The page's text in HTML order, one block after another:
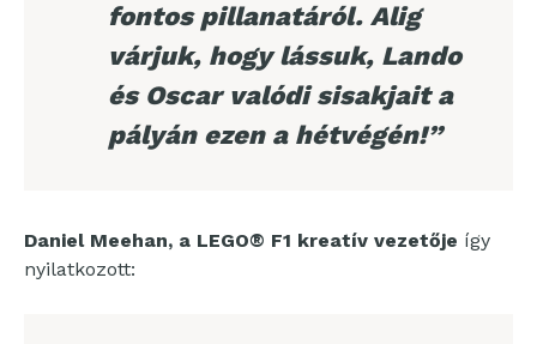
fontos pillanatáról. Alig
várjuk, hogy lássuk, Lando
és Oscar valódi sisakjait a
pályán ezen a hétvégén!”
Daniel Meehan, a LEGO® F1 kreatív vezetője így
nyilatkozott: